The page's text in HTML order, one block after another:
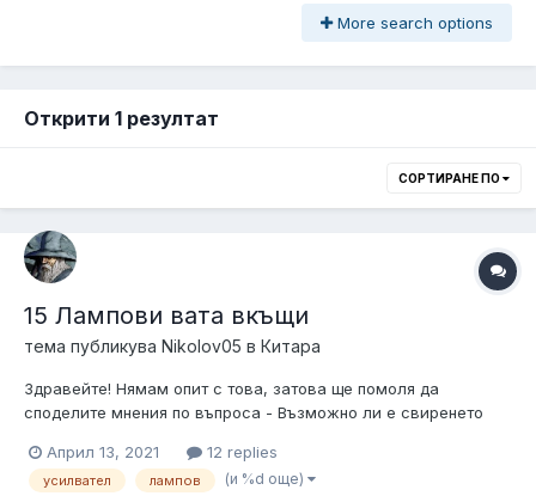
More search options
Открити 1 резултат
СОРТИРАНЕ ПО
15 Лампови вата вкъщи
тема публикува Nikolov05 в Китара
Здравейте! Нямам опит с това, затова ще помоля да
споделите мнения по въпроса - Възможно ли е свиренето
звучи "choked", ''muddy'' и т.н. (също и без атенюатор)? Мога
да дам пример с Fender Bassbreaker 15, Fender Blues Junior IV
Април 13, 2021 12 replies
усилвател лампов (и %d още)